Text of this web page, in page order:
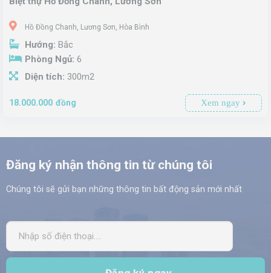
Hồ Đồng Chanh, Lương Sơn, Hòa Bình
Hướng: Bắc
Phòng Ngủ: 6
Diện tích: 300m2
18.000.000 đồng Xem ngay
Đăng ký nhận thông tin từ chúng tôi
Chúng tôi sẽ gửi bạn những thông tin bất động sản mới nhất